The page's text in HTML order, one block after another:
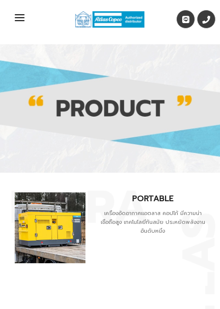
งานวิศวกรรม
บริการอะไหล่
PORTABLE
เครื่องอัดอากาศแอตลาส คอปโก้ มีความน่า
เชื่อถือสูง เทคโนโลยีทันสมัย ประหยัดพลังงาน
อันดับหนึ่ง